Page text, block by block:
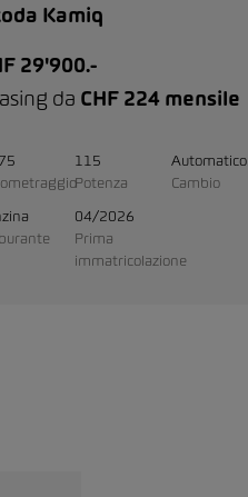
Kamiq
29'900.-
da CHF 224 mensile
115
Potenza
Automatico
Cambio
04/2026
Prima
immatricolazione